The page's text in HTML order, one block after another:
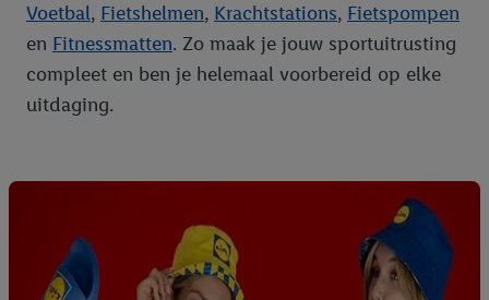
Voetbal, Fietshelmen, Krachtstations, Fietspompen
en Fitnessmatten. Zo maak je jouw sportuitrusting
compleet en ben je helemaal voorbereid op elke
uitdaging.